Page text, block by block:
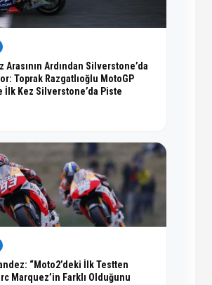
Arasının Ardından Silverstone’da
Toprak Razgatlıoğlu MotoGP
İlk Kez Silverstone’da Piste
“Moto2’deki İlk Testten
Marquez’in Farklı Olduğunu